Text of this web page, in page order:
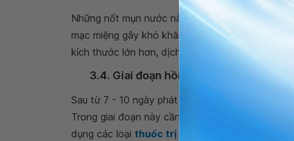
Những nốt mụn nước này xuất hiện toàn thân,
mạc miệng gây khó khăn trong việc ăn uống.
kích thước lớn hơn, dịch bên trong mụn nước
3.4. Giai đoạn hồi phục
Sau từ 7 - 10 ngày phát bệnh, các mụn nước sẽ
Trong giai đoạn này cần
dụng các loại thuốc trị sẹo
, thuốc trị thâm. Bởi